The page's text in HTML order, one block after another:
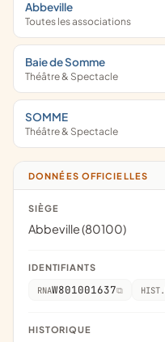
Abbeville
Toutes les associations
Baie de Somme
Théâtre & Spectacle
SOMME
Théâtre & Spectacle
DONNÉES OFFICIELLES
SIÈGE
Abbeville (80100)
IDENTIFIANTS
RNAW801001637 HIST.
HISTORIQUE